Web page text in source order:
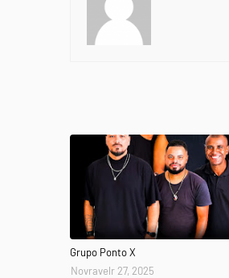
Grupo Ponto X
Novravelr 27, 2025